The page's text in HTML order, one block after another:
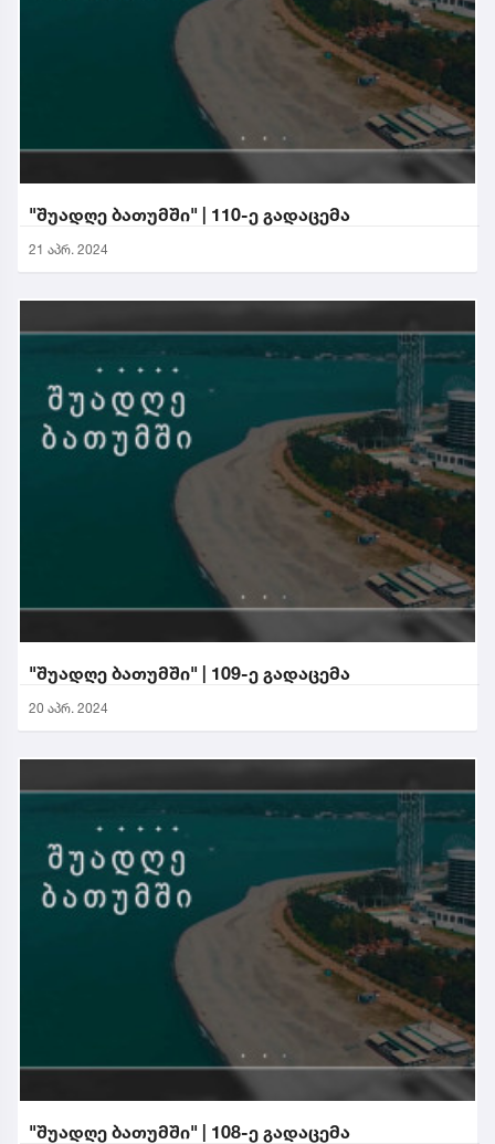
"შუადღე ბათუმში" | 110-ე გადაცემა
21 აპრ. 2024
"შუადღე ბათუმში" | 109-ე გადაცემა
20 აპრ. 2024
"შუადღე ბათუმში" | 108-ე გადაცემა